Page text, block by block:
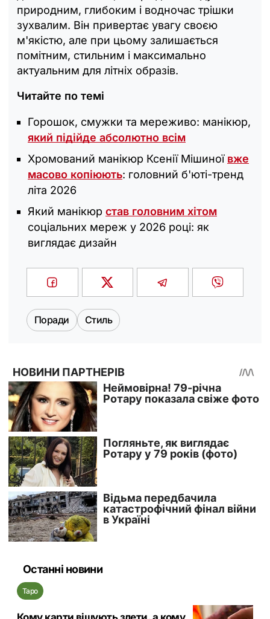
природним, глибоким і водночас трішки
зухвалим. Він привертає увагу своєю
м'якістю, але при цьому залишається
помітним, стильним і максимально
актуальним для літніх образів.
Читайте по темі
Горошок, смужки та мереживо: манікюр,
який підійде абсолютно всім
Хромований манікюр Ксенії Мішиної вже
масово копіюють: головний б'юті-тренд
літа 2026
Який манікюр став головним хітом
соціальних мереж у 2026 році: як
виглядає дизайн
Поради Стиль
Останні новини
Таро